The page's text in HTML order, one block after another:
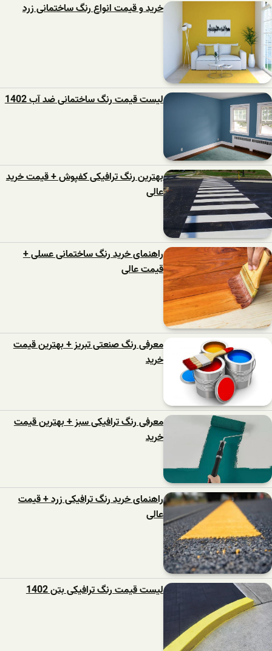
خرید و قیمت انواع رنگ ساختمانی زرد
لیست قیمت رنگ ساختمانی ضد آب 1402
بهترین رنگ ترافیکی کفپوش + قیمت خرید
عالی
راهنمای خرید رنگ ساختمانی عسلی +
قیمت عالی
معرفی رنگ صنعتی تبریز + بهترین قیمت
خرید
معرفی رنگ ترافیکی سبز + بهترین قیمت
خرید
راهنمای خرید رنگ ترافیکی زرد + قیمت
عالی
لیست قیمت رنگ ترافیکی بتن 1402